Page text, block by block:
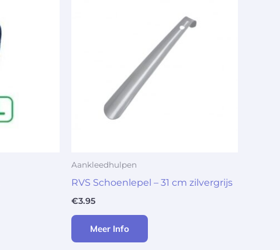
Aankleedhulpen
RVS Schoenlepel – 31 cm zilvergrijs
€3.95
Meer Info